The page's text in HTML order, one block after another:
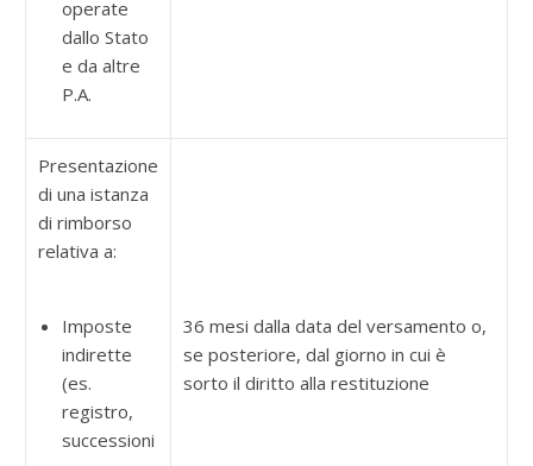
operate
dallo Stato
e da altre
P.A.
Presentazione
di una istanza
di rimborso
relativa a:
Imposte
indirette
(es.
registro,
successioni
36 mesi dalla data del versamento o,
se posteriore, dal giorno in cui è
sorto il diritto alla restituzione